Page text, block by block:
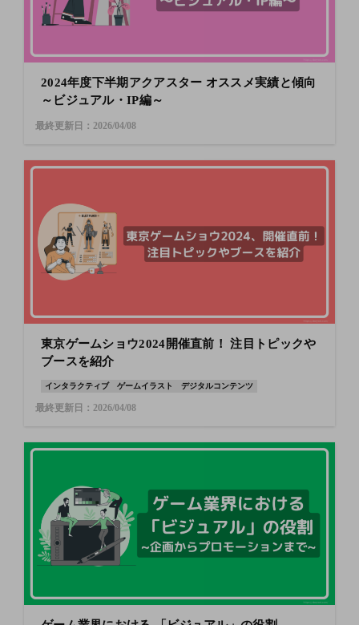
2024年度下半期アクアスター オススメ実績と傾向
～ビジュアル・IP編～
最終更新日：2026/04/08
東京ゲームショウ2024開催直前！ 注目トピックや
ブースを紹介
インタラクティブ ゲームイラスト デジタルコンテンツ
最終更新日：2026/04/08